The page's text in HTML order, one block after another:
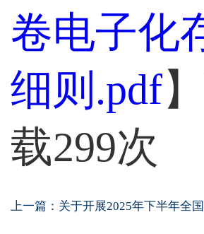
卷电子化
细则.pdf
载299次
上一篇： 关于开展2025年下半年全国